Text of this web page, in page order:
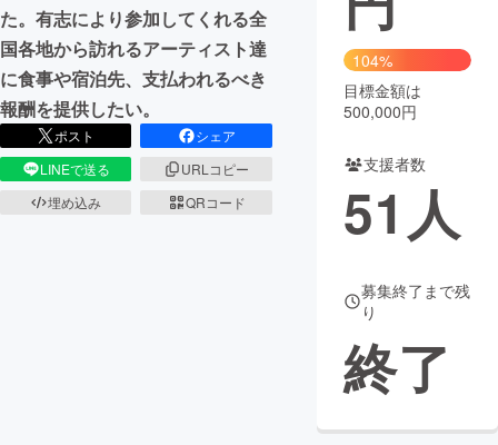
まちづくり・地域活性化
CAMPFIRE for Social Good
CAMPFIRE Creation
CAMPFIREふるさと納税machi-ya コミュニティ
た。有志により参加してくれる全
国各地から訪れるアーティスト達
に食事や宿泊先、支払われるべき
報酬を提供したい。
ポスト
シェア
LINEで送る
URLコピー
埋め込み
QRコード
104%
目標金額は
500,000円
支援者数
51 人
募集終了まで残
り
終了